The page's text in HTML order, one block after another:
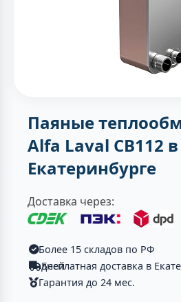
Паяные
Alfa Laval CB112 в
Екатеринбурге
Доставка через:
Более 15 складов по РФ
Бесплатная доставка в Екатеринбург от 2-ух дней
Гарантия до 24 мес.